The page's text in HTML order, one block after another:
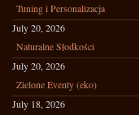
Tuning i Personalizacja
July 20, 2026
Naturalne Słodkości
July 20, 2026
Zielone Eventy (eko)
July 18, 2026